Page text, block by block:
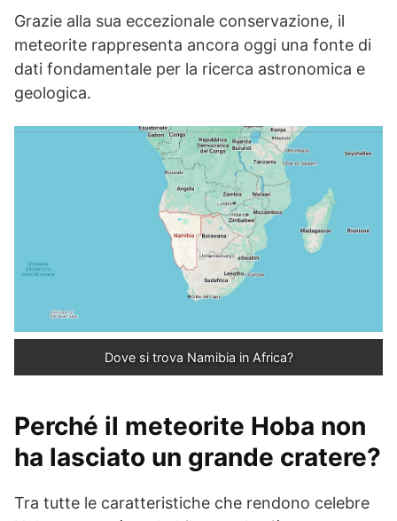
Grazie alla sua eccezionale conservazione, il
meteorite rappresenta ancora oggi una fonte di
dati fondamentale per la ricerca astronomica e
geologica.
Dove si trova Namibia in Africa?
Perché il meteorite Hoba non
ha lasciato un grande cratere?
Tra tutte le caratteristiche che rendono celebre